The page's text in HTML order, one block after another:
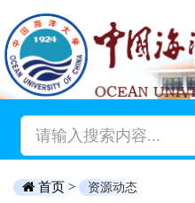
首页 > 资源动态